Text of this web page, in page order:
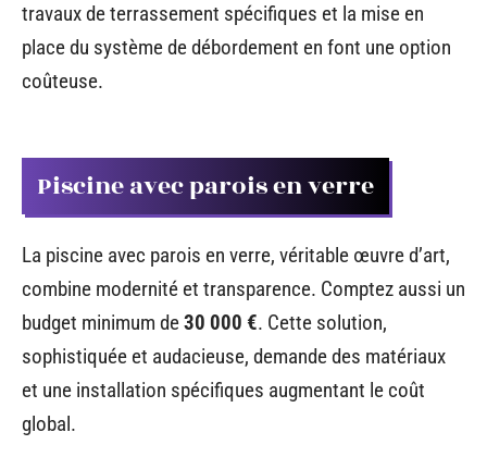
travaux de terrassement spécifiques et la mise en
place du système de débordement en font une option
coûteuse.
Piscine avec parois en verre
La piscine avec parois en verre, véritable œuvre d’art,
combine modernité et transparence. Comptez aussi un
budget minimum de30 000 €. Cette solution,
sophistiquée et audacieuse, demande des matériaux
et une installation spécifiques augmentant le coût
global.